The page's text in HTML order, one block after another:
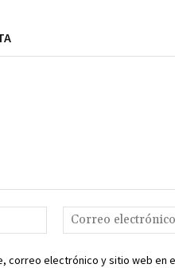
Nombre:*
correo electrónico y sitio web en